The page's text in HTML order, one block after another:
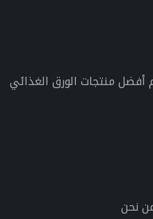
منتجات الورق الغذائي
نحن